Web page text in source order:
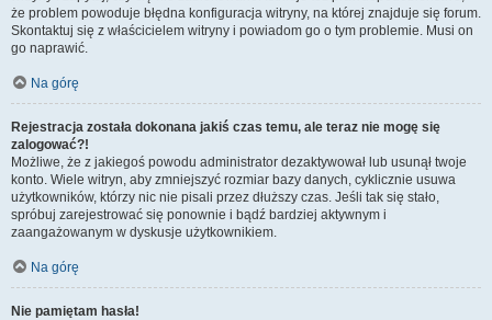
że problem powoduje błędna konfiguracja witryny, na której znajduje się forum.
Skontaktuj się z właścicielem witryny i powiadom go o tym problemie. Musi on
go naprawić.
Na górę
Rejestracja została dokonana jakiś czas temu, ale teraz nie mogę się
zalogować?!
Możliwe, że z jakiegoś powodu administrator dezaktywował lub usunął twoje
konto. Wiele witryn, aby zmniejszyć rozmiar bazy danych, cyklicznie usuwa
użytkowników, którzy nic nie pisali przez dłuższy czas. Jeśli tak się stało,
spróbuj zarejestrować się ponownie i bądź bardziej aktywnym i
zaangażowanym w dyskusje użytkownikiem.
Na górę
Nie pamiętam hasła!